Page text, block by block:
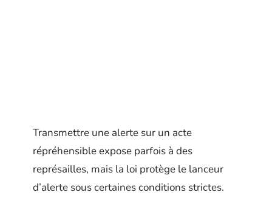
Transmettre une alerte sur un acte
répréhensible expose parfois à des
représailles, mais la loi protège le lanceur
d’alerte sous certaines conditions strictes.